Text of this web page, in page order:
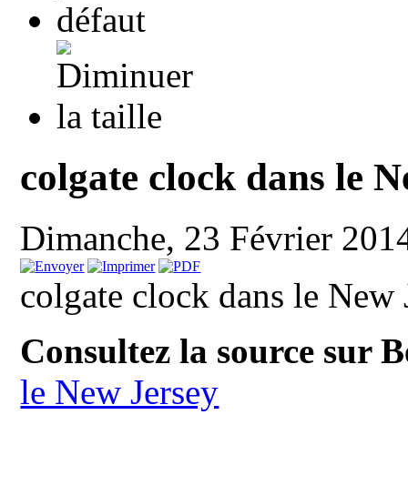
colgate clock dans le
Dimanche, 23 Février
colgate clock dans le New
Consultez la source sur
le New Jersey